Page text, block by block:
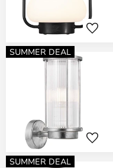
SUMMER DEAL
SUMMER DEAL